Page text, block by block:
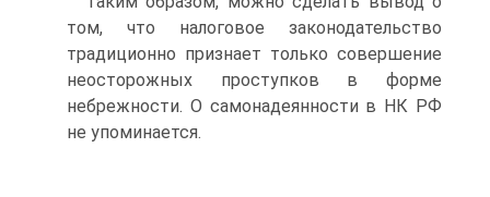
том, что налоговое законодательство
традиционно признает только совершение
неосторожных проступков в форме
небрежности. О самонадеянности в НК РФ
не упоминается.